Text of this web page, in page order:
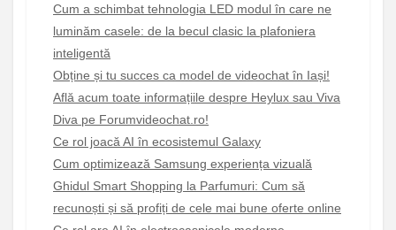
Cum a schimbat tehnologia LED modul în care ne
luminăm casele: de la becul clasic la plafoniera
inteligentă
Obține și tu succes ca model de videochat în Iași!
Află acum toate informațiile despre Heylux sau Viva
Diva pe Forumvideochat.ro!
Ce rol joacă AI în ecosistemul Galaxy
Cum optimizează Samsung experiența vizuală
Ghidul Smart Shopping la Parfumuri: Cum să
recunoști și să profiți de cele mai bune oferte online